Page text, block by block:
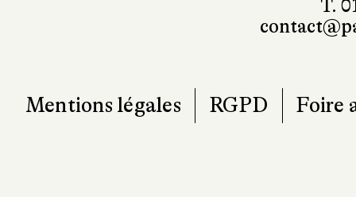
T.
Mentions légales RGPD Foire